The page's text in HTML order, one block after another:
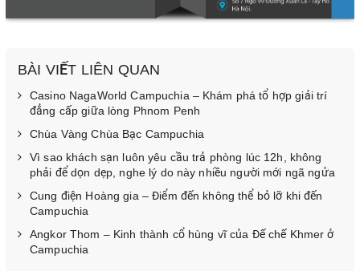
BÀI VIẾT LIÊN QUAN
Casino NagaWorld Campuchia – Khám phá tổ hợp giải trí
đẳng cấp giữa lòng Phnom Penh
Chùa Vàng Chùa Bạc Campuchia
Vì sao khách sạn luôn yêu cầu trả phòng lúc 12h, không
phải để dọn dẹp, nghe lý do này nhiều người mới ngã ngửa
Cung điện Hoàng gia – Điểm đến không thể bỏ lỡ khi đến
Campuchia
Angkor Thom – Kinh thành cổ hùng vĩ của Đế chế Khmer ở
Campuchia